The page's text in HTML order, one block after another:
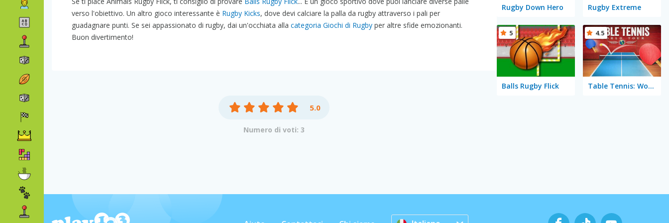
verso l'obiettivo. Un altro gioco interessante è Rugby Kicks, dove devi calciare la palla da rugby attraverso i pali per
guadagnare punti. Se sei appassionato di rugby, dai un'occhiata alla categoria Giochi di Rugby per altre sfide emozionanti.
Buon divertimento!
5.0
Numero di voti: 3
Rugby Down Hero Rugby Extreme
Balls Rugby Flick
5
Table Tennis: World Tour
4.5